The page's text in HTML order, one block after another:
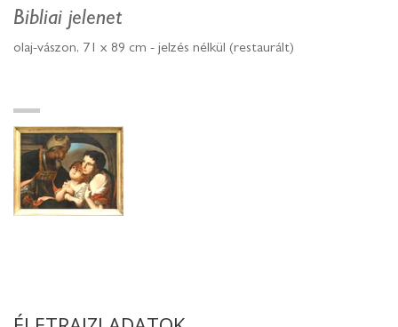
Bibliai jelenet
olaj-vászon, 71 x 89 cm - jelzés nélkül (restaurált)